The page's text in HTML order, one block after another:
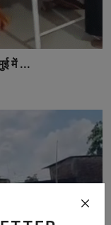
में ...